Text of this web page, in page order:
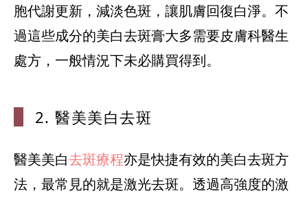
胞代謝更新，減淡色斑，讓肌膚回復白淨。不
過這些成分的美白去斑膏大多需要皮膚科醫生
處方，一般情況下未必購買得到。
2. 醫美美白去斑
醫美美白去斑療程亦是快捷有效的美白去斑方
法，最常見的就是激光去斑。透過高強度的激